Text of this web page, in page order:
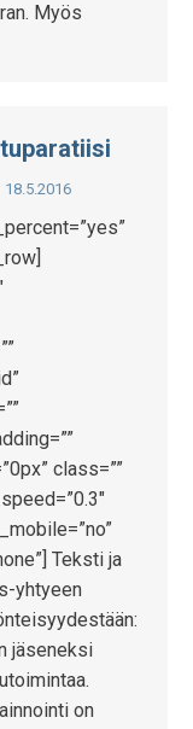
Myös
18.5.2016
class=””
Teksti ja
yhtyeen
jäseneksi
on